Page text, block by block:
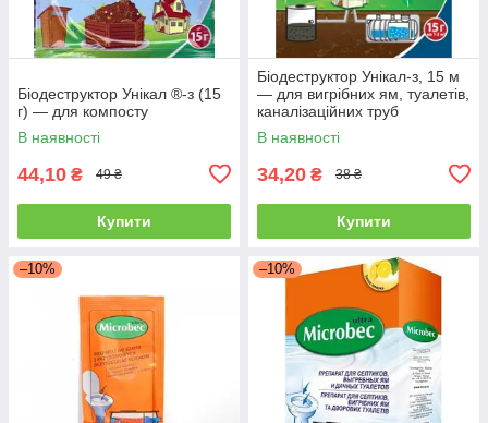
Біодеструктор Унікал ®-з (15
г) — для компосту
В наявності
44,10 ₴ 49 ₴
Купити
Біодеструктор Унікал-з, 15 м
— для вигрібних ям, туалетів,
каналізаційних труб
В наявності
34,20 ₴ 38 ₴
Купити
–10% –10%